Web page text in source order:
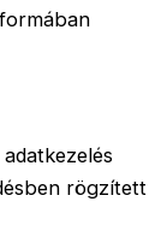
rögzített